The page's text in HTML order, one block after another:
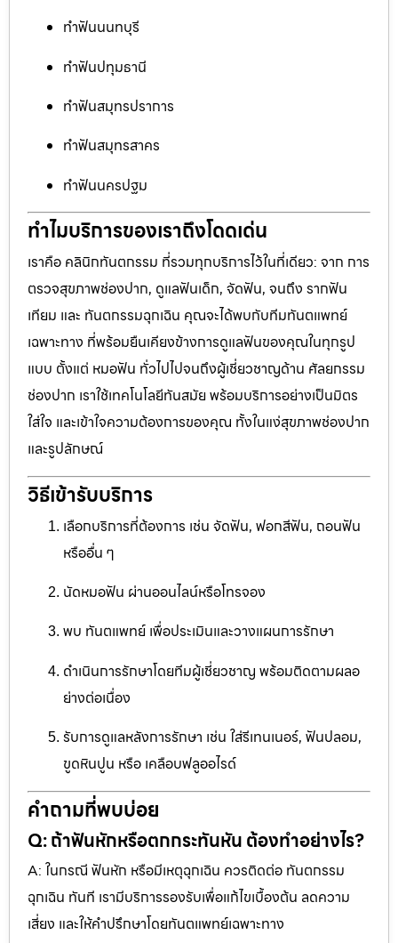
ทำฟันนนทบุรี
ทำฟันปทุมธานี
ทำฟันสมุทรปราการ
ทำฟันสมุทรสาคร
ทำฟันนครปฐม
ทำไมบริการของเราถึงโดดเด่น
เราคือ คลินิกทันตกรรม ที่รวมทุกบริการไว้ในที่เดียว: จาก การ
ตรวจสุขภาพช่องปาก, ดูแลฟันเด็ก, จัดฟัน, จนถึง รากฟัน
เทียม และ ทันตกรรมฉุกเฉิน คุณจะได้พบกับทีมทันตแพทย์
เฉพาะทาง ที่พร้อมยืนเคียงข้างการดูแลฟันของคุณในทุกรูป
แบบ ตั้งแต่ หมอฟัน ทั่วไปไปจนถึงผู้เชี่ยวชาญด้าน ศัลยกรรม
ช่องปาก เราใช้เทคโนโลยีทันสมัย พร้อมบริการอย่างเป็นมิตร
ใส่ใจ และเข้าใจความต้องการของคุณ ทั้งในแง่สุขภาพช่องปาก
และรูปลักษณ์
วิธีเข้ารับบริการ
เลือกบริการที่ต้องการ เช่น จัดฟัน, ฟอกสีฟัน, ถอนฟัน
หรืออื่น ๆ
นัดหมอฟัน ผ่านออนไลน์หรือโทรจอง
พบ ทันตแพทย์ เพื่อประเมินและวางแผนการรักษา
ดำเนินการรักษาโดยทีมผู้เชี่ยวชาญ พร้อมติดตามผลอ
ย่างต่อเนื่อง
รับการดูแลหลังการรักษา เช่น ใส่รีเทนเนอร์, ฟันปลอม,
ขูดหินปูน หรือ เคลือบฟลูออไรด์
คำถามที่พบบ่อย
Q: ถ้าฟันหักหรือตกกระทันหัน ต้องทำอย่างไร?
A: ในกรณี ฟันหัก หรือมีเหตุฉุกเฉิน ควรติดต่อ ทันตกรรม
ฉุกเฉิน ทันที เรามีบริการรองรับเพื่อแก้ไขเบื้องต้น ลดความ
เสี่ยง และให้คำปรึกษาโดยทันตแพทย์เฉพาะทาง